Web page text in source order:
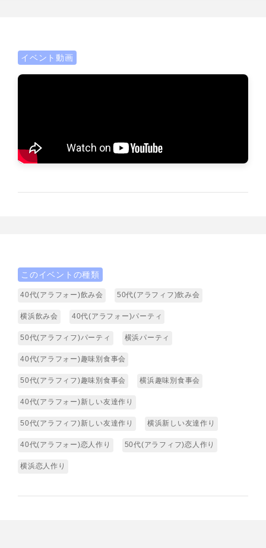
イベント動画
このイベントの種類
40代(アラフォー)飲み会 50代(アラフィフ)飲み会
横浜飲み会 40代(アラフォー)パーティ
50代(アラフィフ)パーティ 横浜パーティ
40代(アラフォー)趣味別食事会
50代(アラフィフ)趣味別食事会 横浜趣味別食事会
40代(アラフォー)新しい友達作り
50代(アラフィフ)新しい友達作り 横浜新しい友達作り
40代(アラフォー)恋人作り 50代(アラフィフ)恋人作り
横浜恋人作り